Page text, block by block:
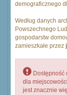
demograficznego
Według danych
Powszechnego
gospodarstw
zamieszkałe przez
Dostępność
dla
jest znacznie